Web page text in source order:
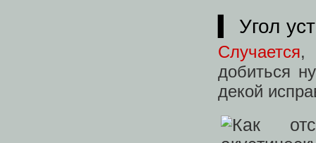
▍ Угол
Случается,
добиться
декой